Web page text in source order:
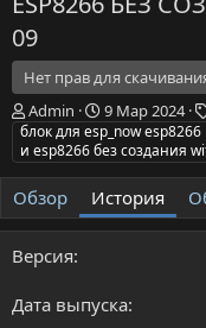
09
Нет прав для
А
в
т
о
р
Admin
Д
а
т
а
с
о
н
9 Мар 2024
блок для esp_now
и esp8266 без создания
Обзор История